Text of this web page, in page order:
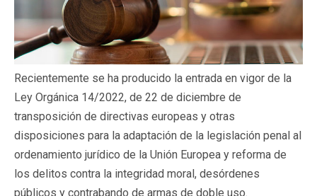
Recientemente se ha producido la entrada en vigor de la
Ley Orgánica 14/2022, de 22 de diciembre de
transposición de directivas europeas y otras
disposiciones para la adaptación de la legislación penal al
ordenamiento jurídico de la Unión Europea y reforma de
los delitos contra la integridad moral, desórdenes
públicos y contrabando de armas de doble uso.